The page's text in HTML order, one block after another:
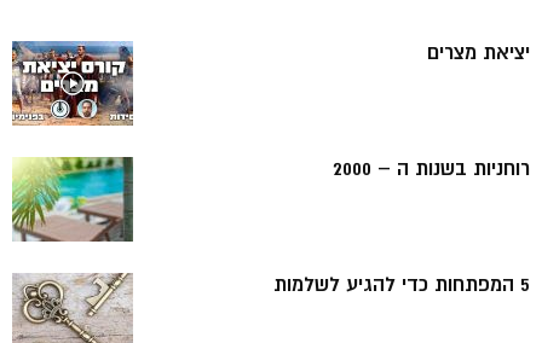
יציאת מצרים
רוחניות בשנות ה – 2000
5 המפתחות כדי להגיע לשלמות